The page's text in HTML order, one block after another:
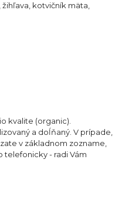
kotvičník mäta,
kvalite (organic).
a doĺňaný. V prípade,
v základnom zozname,
telefonicky - radi Vám